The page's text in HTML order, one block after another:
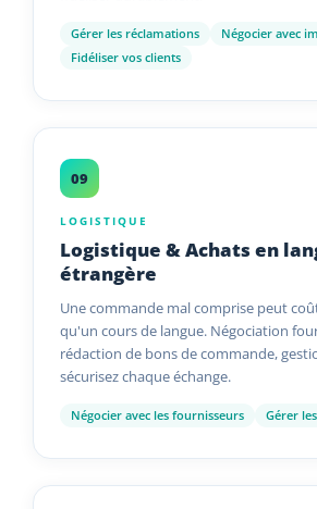
Gérer les réclamations
Négocier avec
Fidéliser vos clients
09
LOGISTIQUE
Logistique & Achats en
étrangère
Une commande mal comprise peut
qu'un cours de langue. Négociation
rédaction de bons de commande,
sécurisez chaque échange.
Négocier avec les fournisseurs Gérer